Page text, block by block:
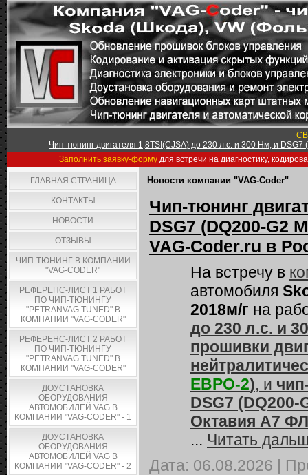
Чип-тюнинг двигателя 1,8TSI(CJSA) до 230 л.с. и 300 Нм, и
Заполнить заявку-формудля встречи на диагностику,
ГЛАВНАЯ СТРАНИЦА
КОНТАКТЫ
НОВОСТИ
ОТЗЫВЫ
ЧИП-ТЮНИНГ В КОМПАНИИ
"VAG-CODER"
РЕФЕРЕНС-ЛИСТ 1 РАБОТ
ПО ЧИП-ТЮНИНГУ
"PETRANVAG TUNED" В
КОМПАНИИ "VAG-CODER"
РЕФЕРЕНС-ЛИСТ 2 РАБОТ
ПО ЧИП-ТЮНИНГУ
"PETRANVAG TUNED" В
КОМПАНИИ "VAG-CODER"
ДОУСТАНОВКА
ОБОРУДОВАНИЯ
АВТОМОБИЛЕЙ VAG В
КОМПАНИИ "VAG-CODER" - 1
ДОУСТАНОВКА
ОБОРУДОВАНИЯ
АВТОМОБИЛЕЙ VAG В
КОМПАНИИ "VAG-CODER" - 2
Новости компании "VAG-Coder"
Чип-тюнинг
DSG7 (DQ200-G2
VAG-Coder.ru в
На встречу в
автомобиля
2018м/г на
до 230 л.с. и
прошивки
ЕВРО-2), и
DSG7 (DQ200-
Октавия А7 ФЛ
... Читать
Дата: 06.08.2026 |